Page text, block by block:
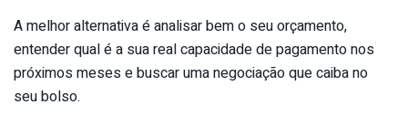
A melhor alternativa é analisar bem o seu orçamento,
entender qual é a sua real capacidade de pagamento nos
próximos meses e buscar uma negociação que caiba no
seu bolso.